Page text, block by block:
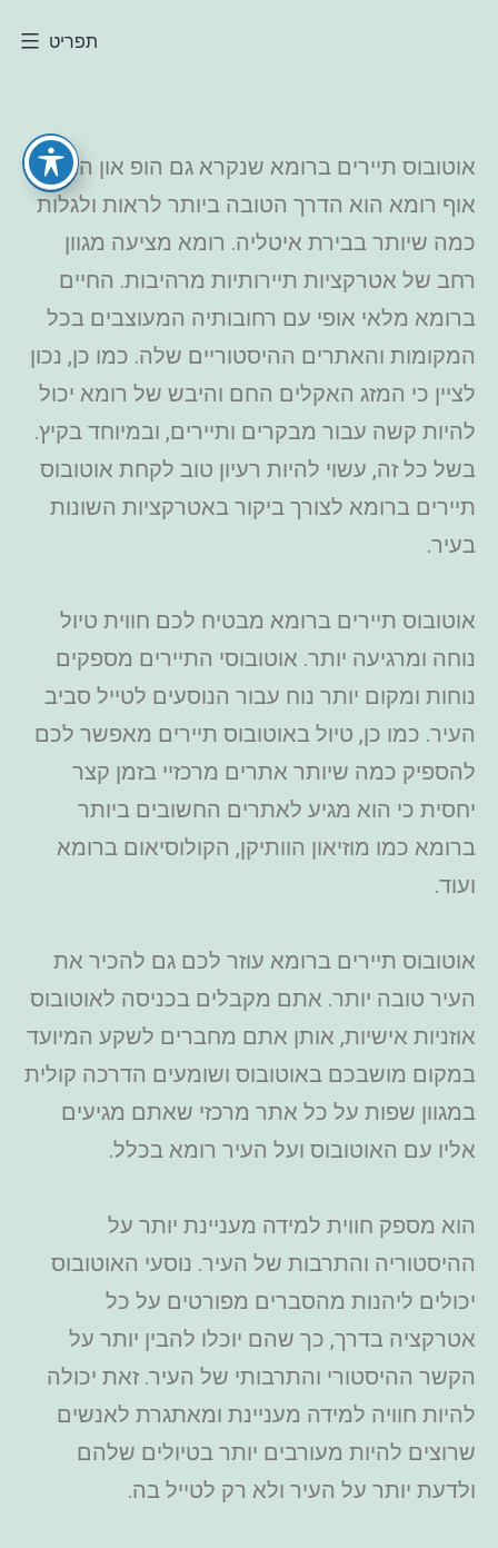
תפריט
אוטובוס תיירים ברומא שנקרא גם הופ און הופ
אוף רומא הוא הדרך הטובה ביותר לראות ולגלות
כמה שיותר בבירת איטליה. רומא מציעה מגוון
רחב של אטרקציות תיירותיות מרהיבות. החיים
ברומא מלאי אופי עם רחובותיה המעוצבים בכל
המקומות והאתרים ההיסטוריים שלה. כמו כן, נכון
לציין כי המזג האקלים החם והיבש של רומא יכול
להיות קשה עבור מבקרים ותיירים, ובמיוחד בקיץ.
בשל כל זה, עשוי להיות רעיון טוב לקחת אוטובוס
תיירים ברומא לצורך ביקור באטרקציות השונות
בעיר.
אוטובוס תיירים ברומא מבטיח לכם חווית טיול
נוחה ומרגיעה יותר. אוטובוסי התיירים מספקים
נוחות ומקום יותר נוח עבור הנוסעים לטייל סביב
העיר. כמו כן, טיול באוטובוס תיירים מאפשר לכם
להספיק כמה שיותר אתרים מרכזיי בזמן קצר
יחסית כי הוא מגיע לאתרים החשובים ביותר
ברומא כמו מוזיאון הוותיקן, הקולוסיאום ברומא
ועוד.
אוטובוס תיירים ברומא עוזר לכם גם להכיר את
העיר טובה יותר. אתם מקבלים בכניסה לאוטובוס
אוזניות אישיות, אותן אתם מחברים לשקע המיועד
במקום מושבכם באוטובוס ושומעים הדרכה קולית
במגוון שפות על כל אתר מרכזי שאתם מגיעים
אליו עם האוטובוס ועל העיר רומא בכלל.
הוא מספק חווית למידה מעניינת יותר על
ההיסטוריה והתרבות של העיר. נוסעי האוטובוס
יכולים ליהנות מהסברים מפורטים על כל
אטרקציה בדרך, כך שהם יוכלו להבין יותר על
הקשר ההיסטורי והתרבותי של העיר. זאת יכולה
להיות חוויה למידה מעניינת ומאתגרת לאנשים
שרוצים להיות מעורבים יותר בטיולים שלהם
ולדעת יותר על העיר ולא רק לטייל בה.